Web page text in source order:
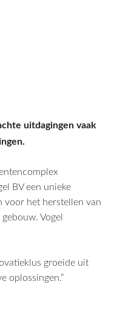
uitdagingen vaak
BV een unieke
voor het herstellen van
Vogel
groeide uit
oplossingen.”